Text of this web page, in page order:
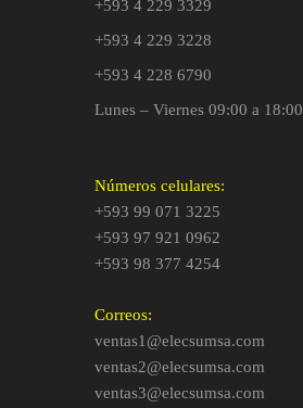
+593 4 229 3329
+593 4 229 3228
+593 4 228 6790
Lunes – Viernes 09:00 a 18:00
Números celulares:
+593 99 071 3225
+593 97 921 0962
+593 98 377 4254
Correos:
ventas1@elecsumsa.com
ventas2@elecsumsa.com
ventas3@elecsumsa.com